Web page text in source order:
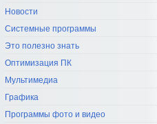
Новости
Системные программы
Это полезно знать
Оптимизация ПК
Мультимедиа
Графика
Программы фото и видео